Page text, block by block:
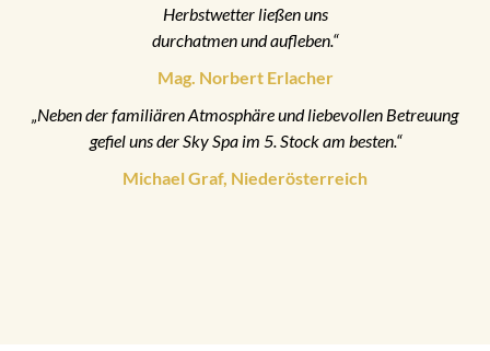
Herbstwetter ließen uns
durchatmen und aufleben.“
Mag. Norbert Erlacher
„Neben der familiären Atmosphäre und liebevollen Betreuung
gefiel uns der Sky Spa im 5. Stock am besten.“
Michael Graf, Niederösterreich